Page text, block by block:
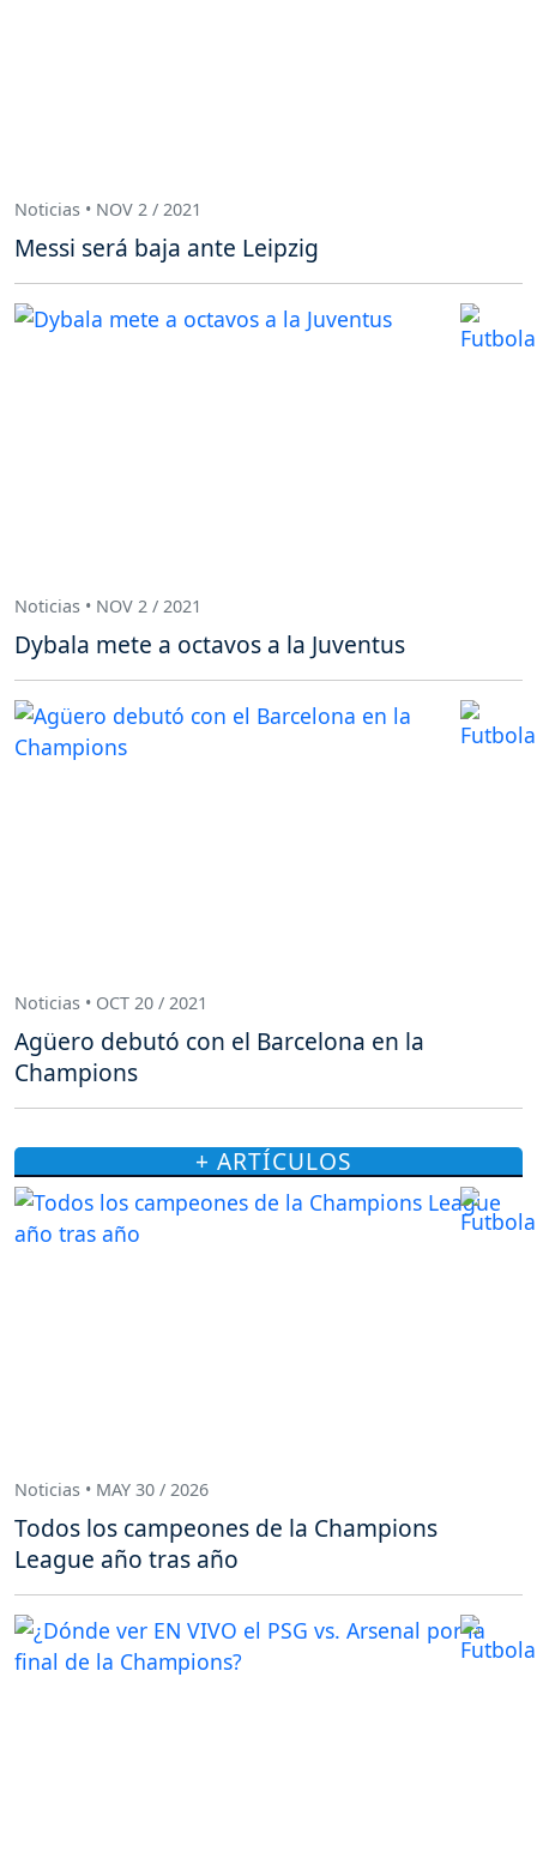
Noticias • NOV 2 / 2021
Messi será baja ante Leipzig
Noticias • NOV 2 / 2021
Dybala mete a octavos a la Juventus
Noticias • OCT 20 / 2021
Agüero debutó con el Barcelona en la
Champions
+ ARTÍCULOS
Noticias • MAY 30 / 2026
Todos los campeones de la Champions
League año tras año